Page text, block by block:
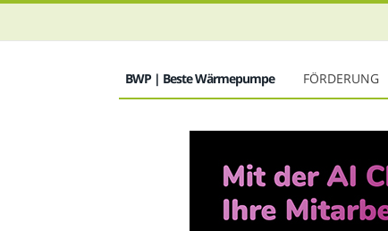
BWP | Beste Wärmepumpe FÖRDERUNG